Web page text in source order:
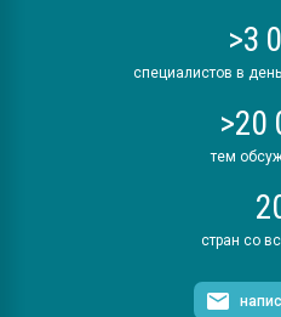
>3
специалистов в
>20
тем
стран со